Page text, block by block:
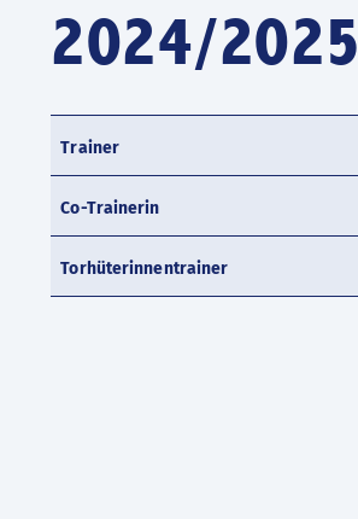
2024/2025
Trainer
Co-Trainerin
Torhüterinnentrainer